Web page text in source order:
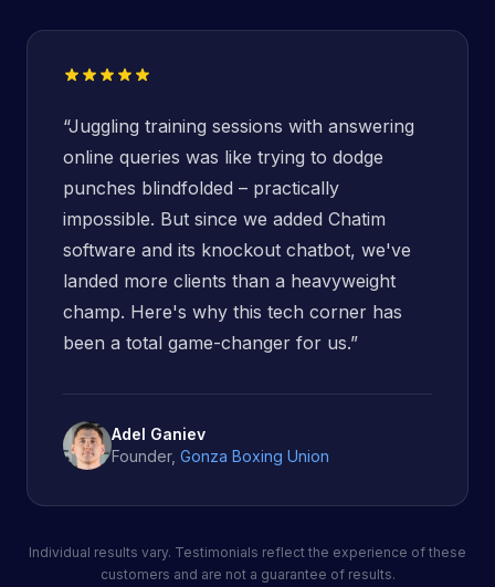
“Juggling training sessions with answering
online queries was like trying to dodge
punches blindfolded – practically
impossible. But since we added Chatim
software and its knockout chatbot, we've
landed more clients than a heavyweight
champ. Here's why this tech corner has
been a total game-changer for us.”
Adel Ganiev
Founder, Gonza Boxing Union
Individual results vary. Testimonials reflect the experience of these
customers and are not a guarantee of results.